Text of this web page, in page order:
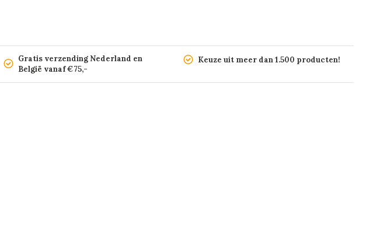
Gratis verzending Nederland en
België vanaf €75,-
Keuze uit meer dan 1.500 producten!